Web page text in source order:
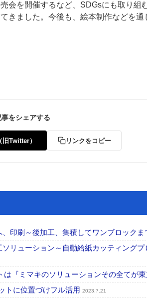
会を開催するなど、SDGsにも取り組
きました。今後も、絵本制作などを
事をシェアする
旧Twitter） リンクをコピー
印刷～後加工、集積してワンブロックま
リューション～自動給紙カッティングプ
『ミマキのソリューションその全てが東
トに位置づけフル活用 2023.7.21